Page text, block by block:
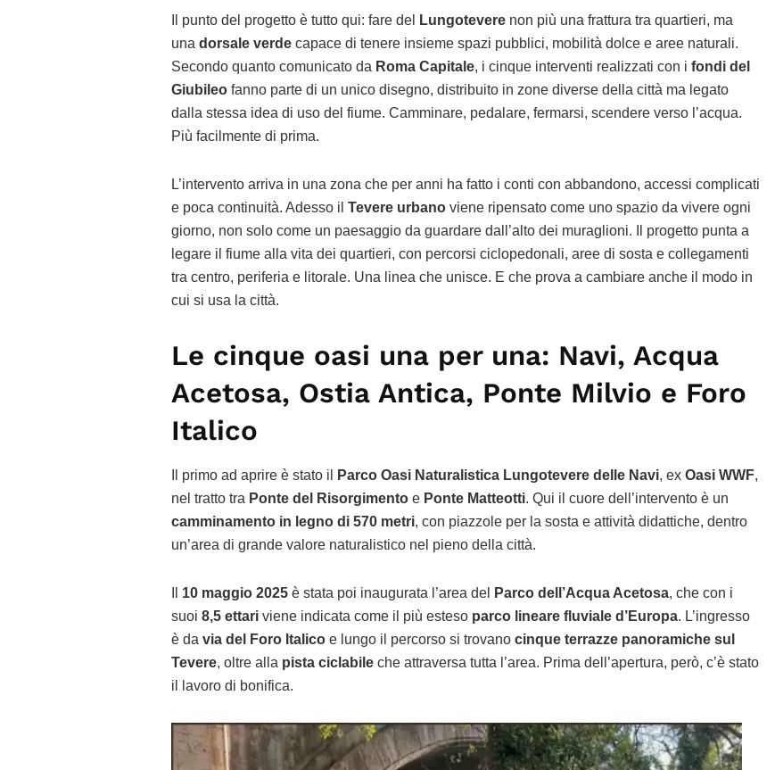
Il punto del progetto è tutto qui: fare del Lungotevere non più una frattura tra quartieri, ma
una dorsale verde capace di tenere insieme spazi pubblici, mobilità dolce e aree naturali.
Secondo quanto comunicato da Roma Capitale, i cinque interventi realizzati con i fondi del
Giubileo fanno parte di un unico disegno, distribuito in zone diverse della città ma legato
dalla stessa idea di uso del fiume. Camminare, pedalare, fermarsi, scendere verso l’acqua.
Più facilmente di prima.
L’intervento arriva in una zona che per anni ha fatto i conti con abbandono, accessi complicati
e poca continuità. Adesso il Tevere urbano viene ripensato come uno spazio da vivere ogni
giorno, non solo come un paesaggio da guardare dall’alto dei muraglioni. Il progetto punta a
legare il fiume alla vita dei quartieri, con percorsi ciclopedonali, aree di sosta e collegamenti
tra centro, periferia e litorale. Una linea che unisce. E che prova a cambiare anche il modo in
cui si usa la città.
Le cinque oasi una per una: Navi, Acqua
Acetosa, Ostia Antica, Ponte Milvio e Foro
Italico
Il primo ad aprire è stato il Parco Oasi Naturalistica Lungotevere delle Navi, ex Oasi WWF,
nel tratto tra Ponte del Risorgimento e Ponte Matteotti. Qui il cuore dell’intervento è un
camminamento in legno di 570 metri, con piazzole per la sosta e attività didattiche, dentro
un’area di grande valore naturalistico nel pieno della città.
10 maggio 2025 è stata poi inaugurata l’area del Parco dell’Acqua Acetosa, che con i
suoi 8,5 ettari viene indicata come il più esteso parco lineare fluviale d’Europa. L’ingresso
è da via del Foro Italico e lungo il percorso si trovano cinque terrazze panoramiche sul
Tevere, oltre alla pista ciclabile che attraversa tutta l’area. Prima dell’apertura, però, c’è stato
il lavoro di bonifica.